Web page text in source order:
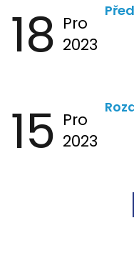
18 Pro
2023
15 Pro
2023